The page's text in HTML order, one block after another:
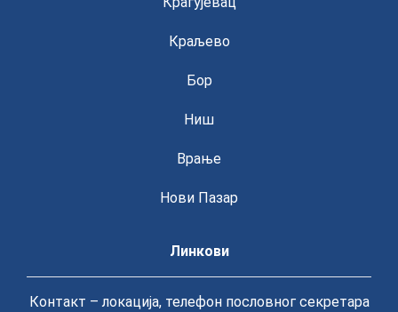
Краљево
Бор
Ниш
Врање
Нови Пазар
Линкови
Контакт – локација, телефон пословног секретара